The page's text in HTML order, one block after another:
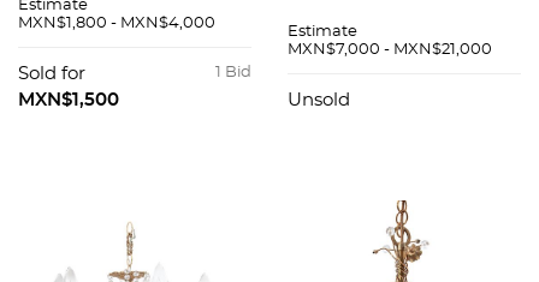
Cuenta con respaldo
óvalos y soportes
tipo carrete.
Estimate
MXN$1,800 - MXN$4,000
1 Bid
Sold for
MXN$1,500
Luna giratoria
irregular y 4 cajones.
Estimate
MXN$7,000 - MXN$21,000
Unsold